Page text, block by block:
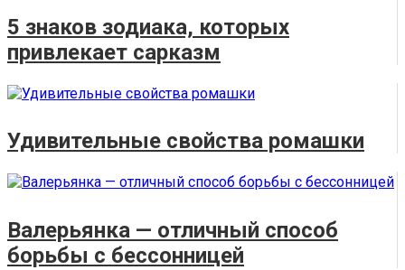
5 знаков зодиака, которых
привлекает сарказм
Удивительные свойства ромашки
Валерьянка — отличный способ
борьбы с бессонницей